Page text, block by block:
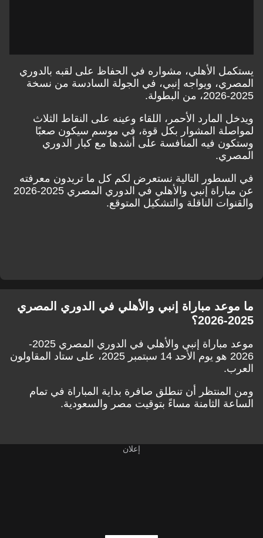
يستكمل الأهلي، مشواره في الحفاظ على لقبه بالدوري
المصري، ويواجه إنبي، في الجولة السادسة من نسخة
2025-2026، من البطولة.
ويدخل المارد الأحمر، اللقاء وعينه على النقاط الثلاث
لمواصلة المشوار بكل قوة، في موسم سيكون صعبًا
وستكون فيه المنافسة على أشدها مع كبار الدوري
المصري.
في السطور التالية نستعرض لكم كل ما تريدون معرفته
عن مباراة إنبي والأهلي في الدوري المصري 2025-2026
والقنوات الناقلة والتشكيل المتوقع.
ما موعد مباراة إنبي والأهلي في الدوري المصري
2025-2026؟
موعد مباراة إنبي والأهلي في الدوري المصري 2025-
2026 هو يوم الأحد 14 سبتمبر 2025، على ستاد المقاولون
العرب.
ومن المنتظر أن تنطلق صافرة بداية المباراة في تمام
الساعة الثامنة مساءً بتوقيت مصر والسعودية.
إعلان